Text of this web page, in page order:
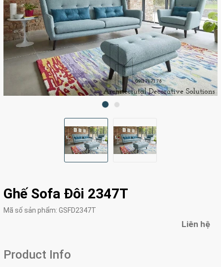
Ghế Sofa Đôi 2347T
Mã số sản phẩm: GSFD2347T
Liên hệ
Product Info